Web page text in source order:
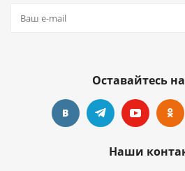
Оставайтесь
Наши